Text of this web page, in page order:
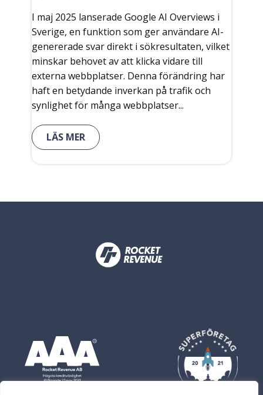
I maj 2025 lanserade Google AI Overviews i
Sverige, en funktion som ger användare AI-
genererade svar direkt i sökresultaten, vilket
minskar behovet av att klicka vidare till
externa webbplatser. Denna förändring har
haft en betydande inverkan på trafik och
synlighet för många webbplatser...
LÄS MER